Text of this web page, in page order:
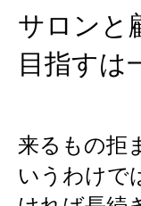
サロンと
目指すは
来るもの拒
いうわけで